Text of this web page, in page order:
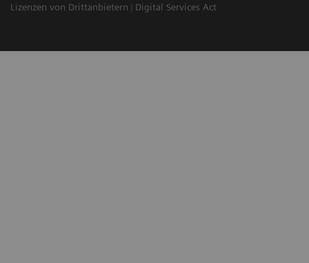
Lizenzen von Drittanbietern
Digital Services Act